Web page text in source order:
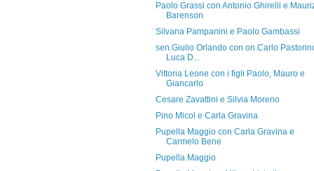
Paolo Grassi con Antonio Ghirelli e
Barenson
Silvana Pampanini e Paolo Gambassi
sen.Giulio Orlando con on.Carlo
Luca D...
Vittoria Leone con i figli Paolo, Mauro e
Giancarlo
Cesare Zavattini e Silvia Moreno
Pino Micol e Carla Gravina
Pupella Maggio con Carla Gravina e
Carmelo Bene
Pupella Maggio